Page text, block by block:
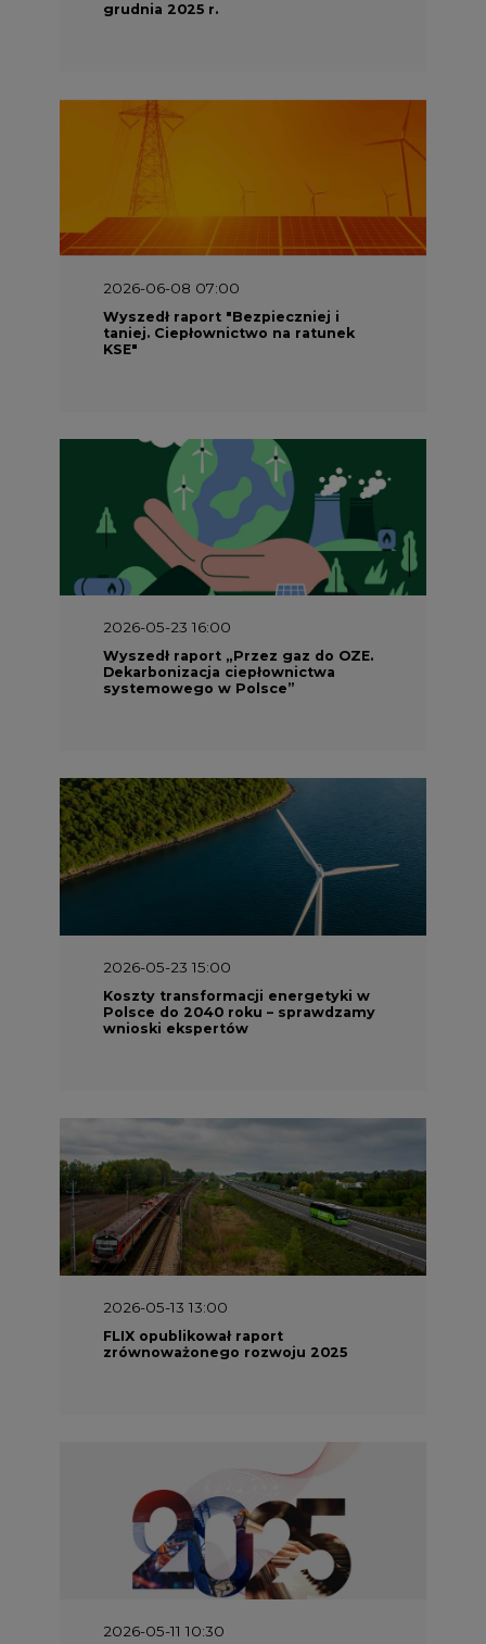
grudnia 2025 r.
2026-06-08 07:00
Wyszedł raport "Bezpieczniej i
taniej. Ciepłownictwo na ratunek
KSE"
2026-05-23 16:00
Wyszedł raport „Przez gaz do OZE.
Dekarbonizacja ciepłownictwa
systemowego w Polsce”
2026-05-23 15:00
Koszty transformacji energetyki w
Polsce do 2040 roku – sprawdzamy
wnioski ekspertów
2026-05-13 13:00
FLIX opublikował raport
zrównoważonego rozwoju 2025
2026-05-11 10:30